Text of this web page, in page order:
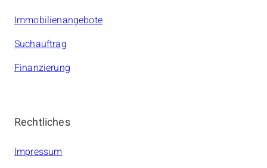
Immobilienangebote
Suchauftrag
Finanzierung
Rechtliches
Impressum